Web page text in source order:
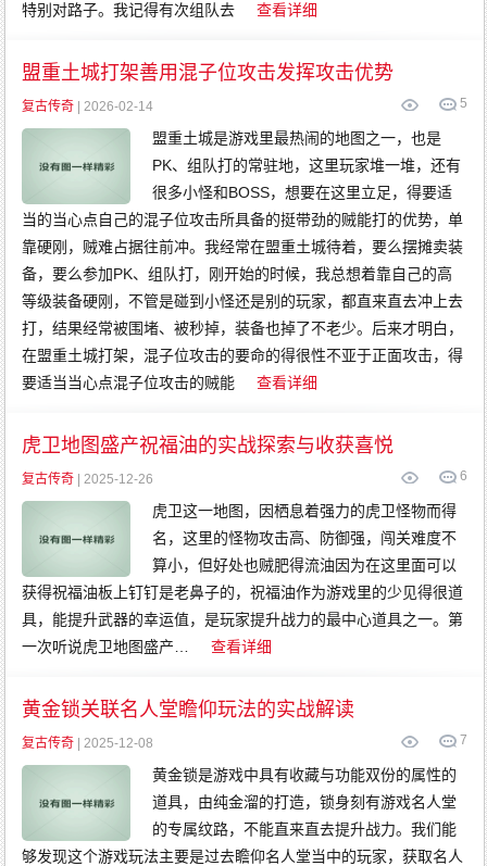
特别对路子。我记得有次组队去
查看详细
盟重土城打架善用混子位攻击发挥攻击优势
5
复古传奇 | 2026-02-14
盟重土城是游戏里最热闹的地图之一，也是
PK、组队打的常驻地，这里玩家堆一堆，还有
很多小怪和BOSS，想要在这里立足，得要适
当的当心点自己的混子位攻击所具备的挺带劲的贼能打的优势，单
靠硬刚，贼难占据往前冲。我经常在盟重土城待着，要么摆摊卖装
备，要么参加PK、组队打，刚开始的时候，我总想着靠自己的高
等级装备硬刚，不管是碰到小怪还是别的玩家，都直来直去冲上去
打，结果经常被围堵、被秒掉，装备也掉了不老少。后来才明白，
在盟重土城打架，混子位攻击的要命的得很性不亚于正面攻击，得
要适当当心点混子位攻击的贼能
查看详细
虎卫地图盛产祝福油的实战探索与收获喜悦
6
复古传奇 | 2025-12-26
虎卫这一地图，因栖息着强力的虎卫怪物而得
名，这里的怪物攻击高、防御强，闯关难度不
算小，但好处也贼肥得流油因为在这里面可以
获得祝福油板上钉钉是老鼻子的，祝福油作为游戏里的少见得很道
具，能提升武器的幸运值，是玩家提升战力的最中心道具之一。第
一次听说虎卫地图盛产…
查看详细
黄金锁关联名人堂瞻仰玩法的实战解读
7
复古传奇 | 2025-12-08
黄金锁是游戏中具有收藏与功能双份的属性的
道具，由纯金溜的打造，锁身刻有游戏名人堂
的专属纹路，不能直来直去提升战力。我们能
够发现这个游戏玩法主要是过去瞻仰名人堂当中的玩家，获取名人